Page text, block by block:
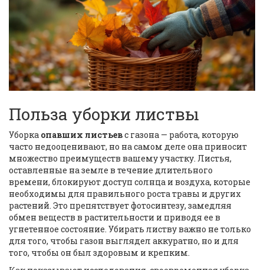
Польза уборки листвы
Уборка опавших листьевс газона — работа, которую
часто недооценивают, но на самом деле она приносит
множество преимуществ вашему участку. Листья,
оставленные на земле в течение длительного
времени, блокируют доступ солнца и воздуха, которые
необходимы для правильного роста травы и других
растений. Это препятствует фотосинтезу, замедляя
обмен веществ в растительности и приводя ее в
угнетенное состояние. Убирать листву важно не только
для того, чтобы газон выглядел аккуратно, но и для
того, чтобы он был здоровым и крепким.